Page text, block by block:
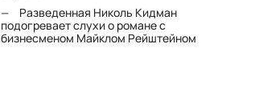
Разведенная Николь Кидман
подогревает слухи о романе с
бизнесменом Майклом Рейштейном